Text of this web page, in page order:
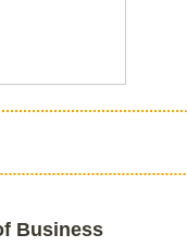
Business